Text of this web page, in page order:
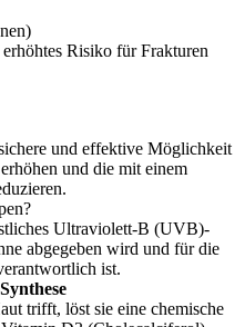
Risiko für Frakturen
und effektive Möglichkeit
und die mit einem
Ultraviolett-B (UVB)-
abgegeben wird und für die
ist.
trifft, löst sie eine chemische